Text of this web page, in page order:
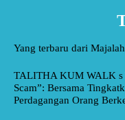
Yang terbaru dari
TALITHA KUM WALK s
Scam”: Bersama
Perdagangan Orang